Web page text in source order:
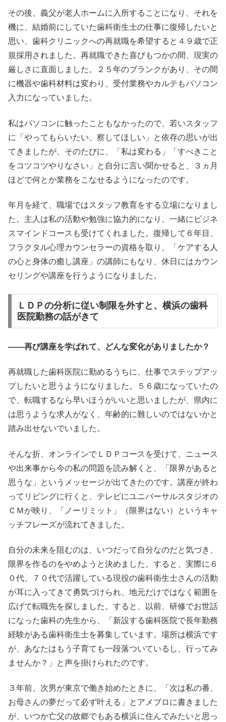
その後、義父が老人ホームに入所することになり、それを
機に、結婚前にしていた歯科衛生士の仕事に復帰したいと
思い、歯科クリニックへの再就職を希望すると４９歳で正
規採用されました。再就職できた喜びもつかの間、現実の
厳しさに直面しました。２５年のブランクがあり、その間
に機器や歯科材料は変わり、受付業務やカルテもパソコン
入力になっていました。
私はパソコンに触ったこともなかったので、若いスタッフ
に「やってもらいたい、察してほしい」と依存の思いが出
てきましたが、そのたびに、「私は変わる」「すべきこと
をコツコツやりなさい」と自分に言い聞かせると、３ヵ月
ほどで何とか業務をこなせるようになったのです。
年月を経て、職場ではスタッフ教育をする立場になりまし
た。主人は私の活動や勉強に協力的になり、一緒にビジネ
スマインドコースも受けてくれました。復帰して６年目、
フラクタル心理カウンセラーの資格を取り、「ケアする人
の心と身体の癒し講座」の講師にもなり、休日にはカウン
セリングや講座を行うようになりました。
ＬＤＰの分析に従い制限を外すと、横浜の歯科
医院勤務の話がきて
――再び講座を学ばれて、どんな変化がありましたか？
再就職した歯科医院に勤めるうちに、仕事でステップアッ
プしたいと思うようになりました。５６歳になっていたの
で、転職するなら早いほうがいいと思いましたが、県内に
は思うような求人がなく、年齢的に難しいのではないかと
踏み出せないでいました。
そんな折、オンラインでＬＤＰコースを受けて、ニュース
や出来事から今の私の問題を読み解くと、「限界があると
思うな」というメッセージが出てきたのです。講座が終わ
ってリビングに行くと、テレビにユニバーサルスタジオの
ＣＭが映り、「ノーリミット」（限界はない）というキャ
ッチフレーズが流れてきました。
自分の未来を阻むのは、いつだって自分なのだと気づき、
限界を作るのをやめようと決めました。すると、実際に６
０代、７０代で活躍している現役の歯科衛生士さんの活動
が耳に入ってきて勇気づけられ、地元だけではなく範囲を
広げて転職先を探しました。すると、以前、研修でお世話
になった歯科の先生から、「新設する歯科医院で長年勤務
経験がある歯科衛生士を募集しています。場所は横浜です
が、あなたはもう子育ても一段落ついているし、行ってみ
ませんか？」と声を掛けられたのです。
３年前、次男が東京で働き始めたときに、「次は私の番、
お母さんの夢だって必ず叶える」とアメブロに書きました
が、いつか亡父の故郷でもある横浜に住んでみたいと思っ